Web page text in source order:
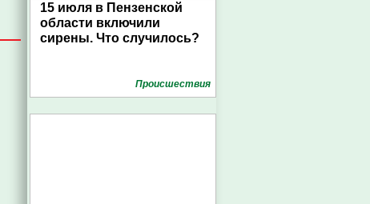
15 июля в Пензенской
области включили
сирены. Что случилось?
Проиcшествия